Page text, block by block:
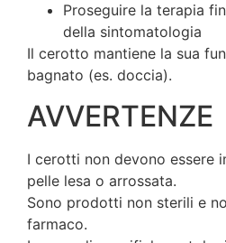
Proseguire la terapia
della sintomatologia
Il cerotto mantiene la sua
bagnato (es. doccia).
AVVERTENZE
I cerotti non devono essere
pelle lesa o arrossata.
Sono prodotti non sterili e
farmaco.